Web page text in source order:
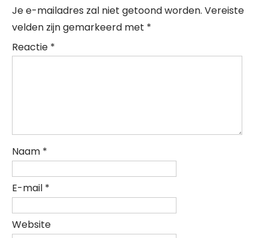
Je e-mailadres zal niet getoond worden. Vereiste
velden zijn gemarkeerd met *
Reactie *
Naam *
E-mail *
Website